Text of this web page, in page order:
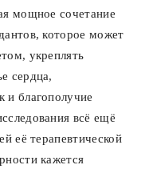
мощное сочетание
которое может
укреплять
сердца,
и благополучие
всё ещё
её терапевтической
кажется